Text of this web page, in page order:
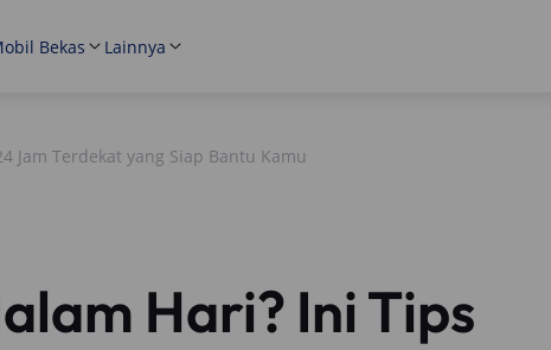
Bekas Lainnya
Jam Terdekat yang Siap Bantu Kamu
Hari? Ini Tips